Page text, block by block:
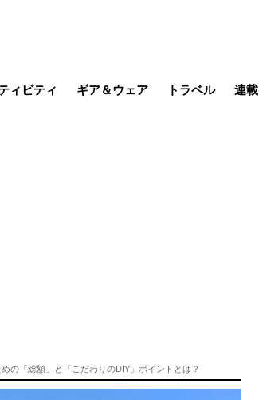
ィビティ ギア＆ウェア トラベル 連載
の「総額」と「こだわりのDIY」ポイントとは？